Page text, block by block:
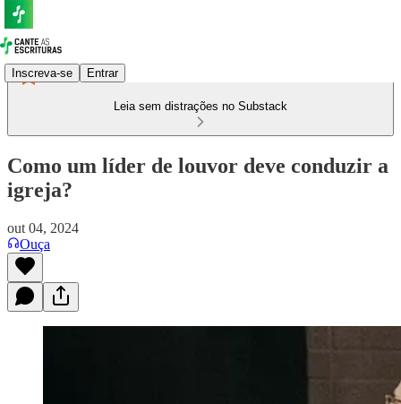
Inscreva-se Entrar
Leia sem distrações no Substack
Como um líder de louvor deve conduzir a
igreja?
out 04, 2024
Ouça